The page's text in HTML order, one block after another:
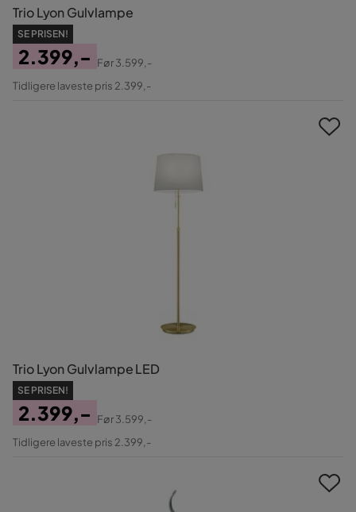
Trio Lyon Gulvlampe
SE PRISEN!
Pris
2.399,-
Original
Før3.599,-
Tidligere laveste pris 2.399,-
Trio Lyon Gulvlampe LED
SE PRISEN!
Pris
2.399,-
Original
Før3.599,-
Tidligere laveste pris 2.399,-